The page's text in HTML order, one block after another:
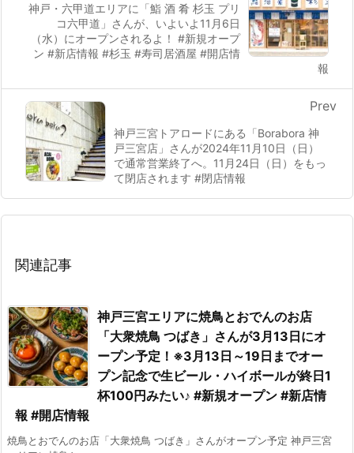
神戸・六甲道エリアに「鮨 酒 肴 杉玉 プリ
コ六甲道」さんが、いよいよ11月6日
（水）にオープンされるよ！ #新規オープ
ン #新店情報 #杉玉 #寿司居酒屋 #開店情
報
神戸三宮トアロードにある「Borabora 神
戸三宮店」さんが2024年11月10日（日）
で通常営業終了へ。11月24日（日）をもっ
て閉店されます #閉店情報
Prev
関連記事
神戸三宮エリアに焼鳥とおでんのお店
「大衆焼鳥 つばき」さんが3月13日にオ
ープン予定！※3月13日～19日までオー
プン記念で生ビール・ハイボールが終日1
杯100円みたい♪ #新規オープン #新店情
報 #開店情報
焼鳥とおでんのお店「大衆焼鳥 つばき」さんがオープン予定 神戸三宮